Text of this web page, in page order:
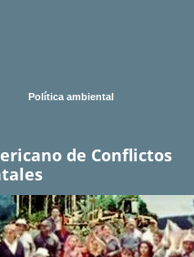
Política ambiental
de Conflictos